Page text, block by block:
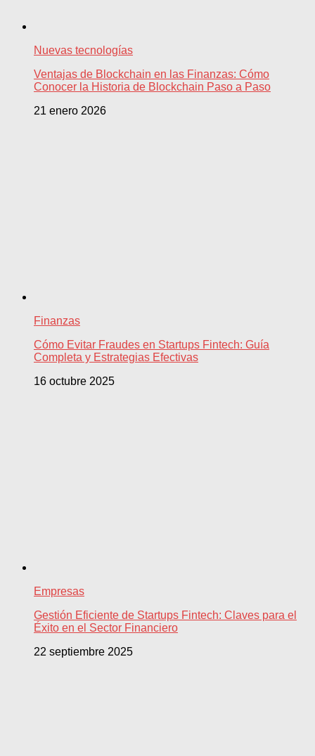
Nuevas tecnologías
Ventajas de Blockchain en las Finanzas: Cómo
Conocer la Historia de Blockchain Paso a Paso
21 enero 2026
Finanzas
Cómo Evitar Fraudes en Startups Fintech: Guía
Completa y Estrategias Efectivas
16 octubre 2025
Empresas
Gestión Eficiente de Startups Fintech: Claves para el
Éxito en el Sector Financiero
22 septiembre 2025